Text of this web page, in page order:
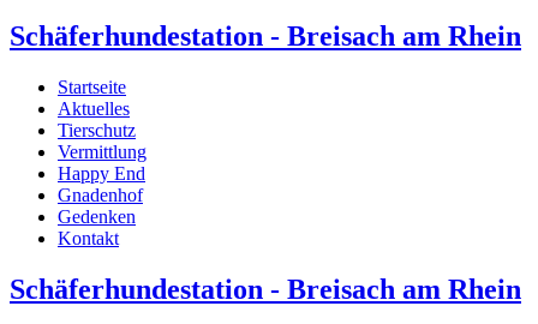
Schäferhundestation - Breisach am Rhein
Startseite
Aktuelles
Tierschutz
Vermittlung
Happy End
Gnadenhof
Gedenken
Kontakt
Schäferhundestation - Breisach am Rhein